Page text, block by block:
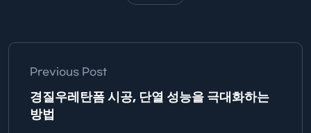
Previous Post
경질우레탄폼 시공, 단열 성능을 극대화하는
방법